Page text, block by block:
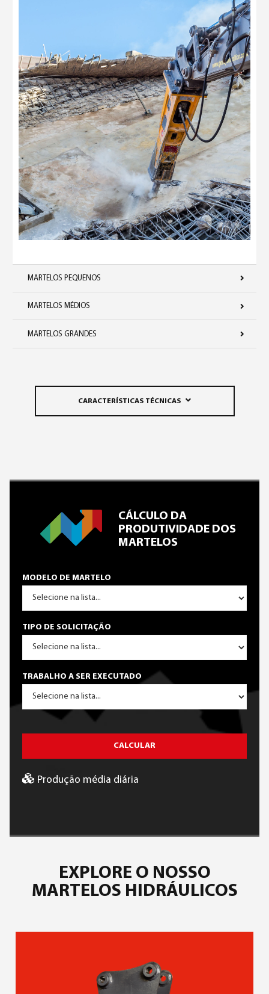
MARTELOS PEQUENOS
MARTELOS MÉDIOS
MARTELOS GRANDES
CARACTERÍSTICAS TÉCNICAS
CÁLCULO DA
PRODUTIVIDADE DOS
MARTELOS
MODELO DE MARTELO
TIPO DE SOLICITAÇÃO
TRABALHO A SER EXECUTADO
CALCULAR
Produção média diária
EXPLORE O NOSSO
MARTELOS HIDRÁULICOS